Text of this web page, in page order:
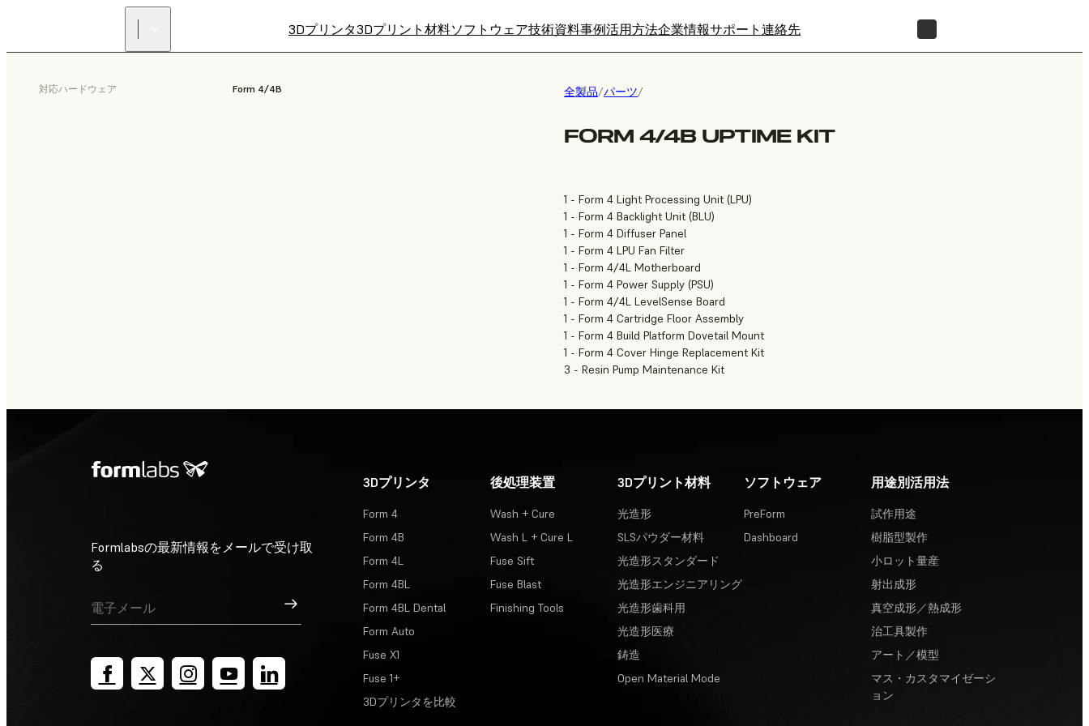
3Dプリンタ3Dプリント材料ソフトウェア技術資料事例活用方法企業情報サポート 連絡先
全製品/パーツ/
FORM 4/4B UPTIME KIT
対応ハードウェア Form 4/4B
1 - Form 4 Light Processing Unit (LPU)
1 - Form 4 Backlight Unit (BLU)
1 - Form 4 Diffuser Panel
1 - Form 4 LPU Fan Filter
1 - Form 4/4L Motherboard
1 - Form 4 Power Supply (PSU)
1 - Form 4/4L LevelSense Board
1 - Form 4 Cartridge Floor Assembly
1 - Form 4 Build Platform Dovetail Mount
1 - Form 4 Cover Hinge Replacement Kit
3 - Resin Pump Maintenance Kit
Formlabsの最新情報をメールで受け取
る
サインアップ
3Dプリンタ
Form 4
Form 4B
Form 4L
Form 4BL
Form 4BL Dental
Form Auto
Fuse X1
Fuse 1+
3Dプリンタを比較
後処理装置
Wash + Cure
Wash L + Cure L
Fuse Sift
Fuse Blast
Finishing Tools
3Dプリント材料
光造形
SLSパウダー材料
光造形スタンダード
光造形エンジニアリング
光造形歯科用
光造形医療
鋳造
Open Material Mode
ソフトウェア
PreForm
Dashboard
用途別活用法
試作用途
樹脂型製作
小ロット量産
射出成形
真空成形／熱成形
治工具製作
アート／模型
マス・カスタマイゼーシ
ョン